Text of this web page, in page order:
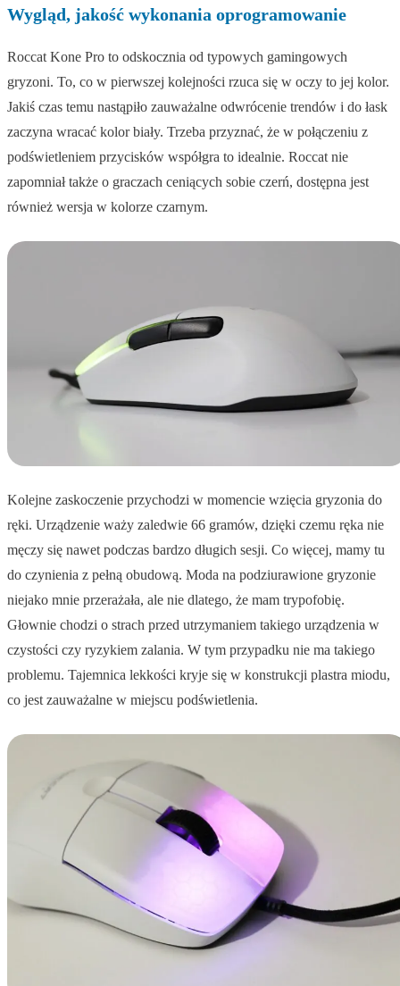
Wygląd, jakość wykonania oprogramowanie
Roccat Kone Pro to odskocznia od typowych gamingowych
gryzoni. To, co w pierwszej kolejności rzuca się w oczy to jej kolor.
Jakiś czas temu nastąpiło zauważalne odwrócenie trendów i do łask
zaczyna wracać kolor biały. Trzeba przyznać, że w połączeniu z
podświetleniem przycisków współgra to idealnie. Roccat nie
zapomniał także o graczach ceniących sobie czerń, dostępna jest
również wersja w kolorze czarnym.
Kolejne zaskoczenie przychodzi w momencie wzięcia gryzonia do
ręki. Urządzenie waży zaledwie 66 gramów, dzięki czemu ręka nie
męczy się nawet podczas bardzo długich sesji. Co więcej, mamy tu
do czynienia z pełną obudową. Moda na podziurawione gryzonie
niejako mnie przerażała, ale nie dlatego, że mam trypofobię.
Głownie chodzi o strach przed utrzymaniem takiego urządzenia w
czystości czy ryzykiem zalania. W tym przypadku nie ma takiego
problemu. Tajemnica lekkości kryje się w konstrukcji plastra miodu,
co jest zauważalne w miejscu podświetlenia.